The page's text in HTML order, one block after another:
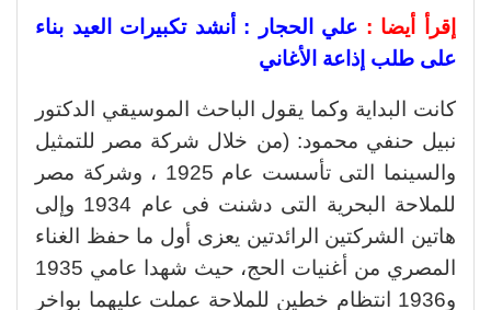
إقرأ أيضا : علي الحجار : أنشد تكبيرات العيد بناء
على طلب إذاعة الأغاني
كانت البداية وكما يقول الباحث الموسيقي الدكتور
نبيل حنفي محمود: (من خلال شركة مصر للتمثيل
والسينما التى تأسست عام 1925 ، وشركة مصر
للملاحة البحرية التى دشنت فى عام 1934 وإلى
هاتين الشركتين الرائدتين يعزى أول ما حفظ الغناء
المصري من أغنيات الحج، حيث شهدا عامي 1935
و1936 انتظام خطين للملاحة عملت عليهما بواخر